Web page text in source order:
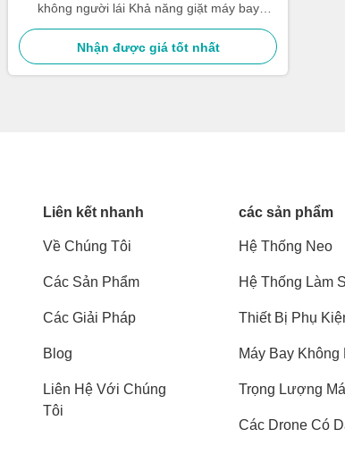
không người lái Khả năng giặt máy bay
không người lái SF-90X-150 Kitefly
Nhận được giá tốt nhất
Liên kết nhanh
Về Chúng Tôi
Các Sản Phẩm
Các Giải Pháp
Blog
Liên Hệ Với Chúng
Tôi
các sản phẩm
Hệ Thống Neo
Hệ Thống Làm
Thiết Bị Phụ
Máy Bay
Trọng Lượng
Các Drone Có